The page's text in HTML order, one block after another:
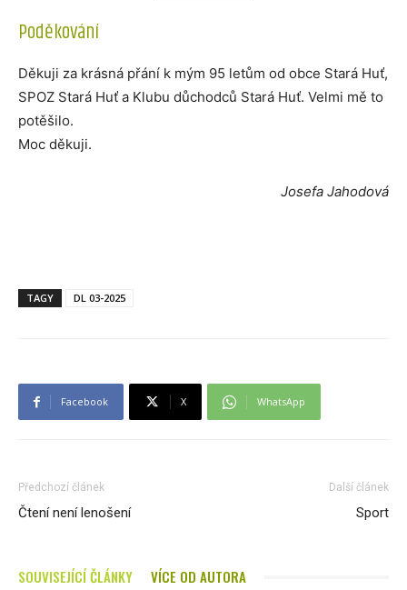
Poděkování
Děkuji za krásná přání k mým 95 letům od obce Stará Huť,
SPOZ Stará Huť a Klubu důchodců Stará Huť. Velmi mě to
potěšilo.
Moc děkuji.
Josefa Jahodová
TAGY DL 03-2025
Facebook X WhatsApp
Předchozí článek
Čtení není lenošení
Další článek
Sport
SOUVISEJÍCÍ ČLÁNKY VÍCE OD AUTORA